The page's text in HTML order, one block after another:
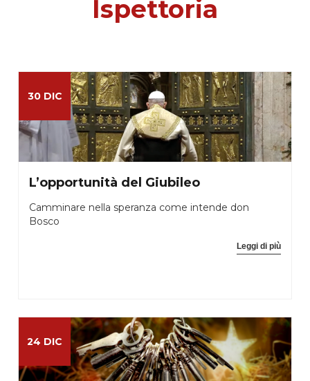
Ispettoria
30 DIC
L’opportunità del Giubileo
Camminare nella speranza come intende don
Bosco
Leggi di più
24 DIC